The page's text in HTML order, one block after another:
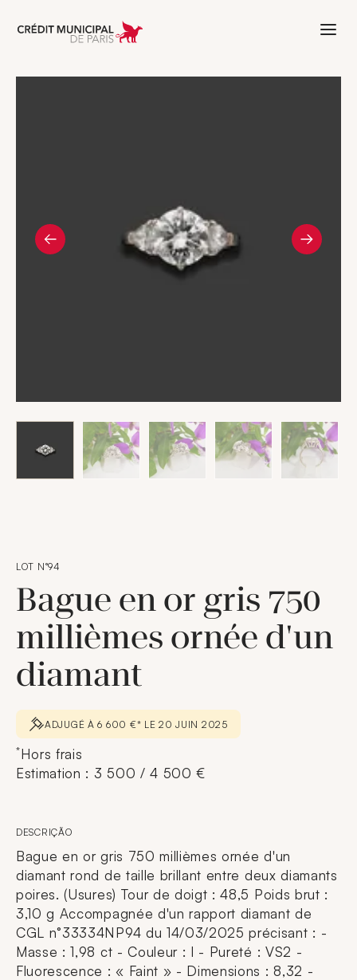
Aller à l'accueil de Crédit Municipal
LOT N°94
Bague en or gris 750
millièmes ornée d'un
diamant
ADJUGÉ À 6 600 €* LE 20 JUIN 2025
*Hors frais
Estimation : 3 500 / 4 500 €
DESCRIÇÃO
Bague en or gris 750 millièmes ornée d'un
diamant rond de taille brillant entre deux diamants
poires. (Usures) Tour de doigt : 48,5 Poids brut :
3,10 g Accompagnée d'un rapport diamant de
CGL n°33334NP94 du 14/03/2025 précisant : -
Masse : 1,98 ct - Couleur : I - Pureté : VS2 -
Fluorescence : « Faint » - Dimensions : 8,32 -